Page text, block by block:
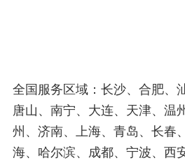
全国服务区域：长沙、合肥、
唐山、南宁、大连、天津、温
州、济南、上海、青岛、长春
海、哈尔滨、成都、宁波、西